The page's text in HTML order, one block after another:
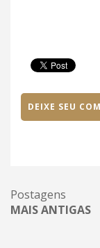
DEIXE SEU
Postagens
MAIS ANTIGAS